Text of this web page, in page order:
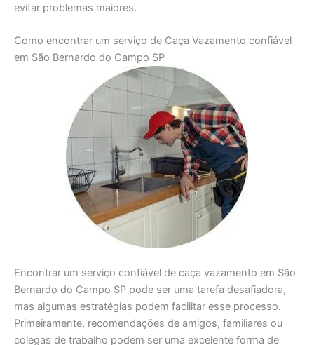
evitar problemas maiores.
Como encontrar um serviço de Caça Vazamento confiável
em São Bernardo do Campo SP
Encontrar um serviço confiável de caça vazamento em São
Bernardo do Campo SP pode ser uma tarefa desafiadora,
mas algumas estratégias podem facilitar esse processo.
Primeiramente, recomendações de amigos, familiares ou
colegas de trabalho podem ser uma excelente forma de